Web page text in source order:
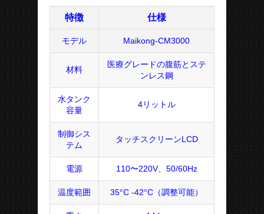
特徴 仕様
モデル Maikong-CM3000
材料
医療グレードの腹筋とステ
ンレス鋼
水タンク
容量
4リットル
制御シス
テム
タッチスクリーンLCD
電源 110〜220V、50/60Hz
温度範囲 35°C -42°C（調整可能）